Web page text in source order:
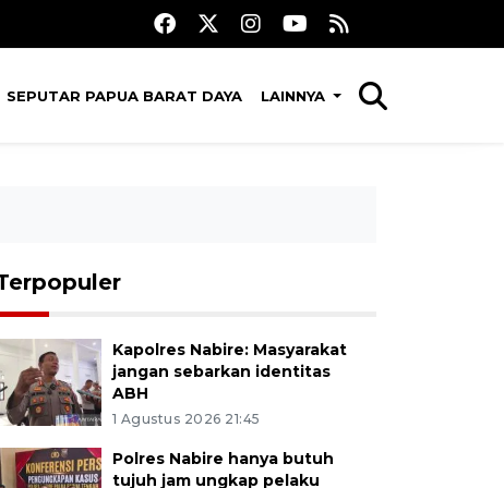
SEPUTAR PAPUA BARAT DAYA LAINNYA
Kapolres Nabire: Masyarakat
jangan sebarkan identitas
ABH
1 Agustus 2026 21:45
Polres Nabire hanya butuh
tujuh jam ungkap pelaku